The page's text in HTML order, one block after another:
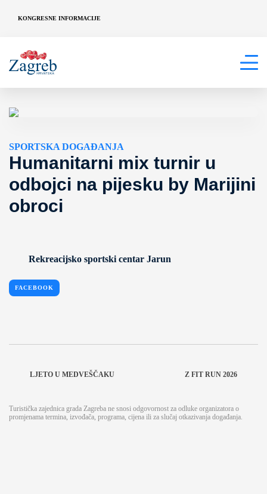
KONGRESNE INFORMACIJE
SPORTSKA DOGAĐANJA
Humanitarni mix turnir u
odbojci na pijesku by Marijini
obroci
Rekreacijsko sportski centar Jarun
FACEBOOK
LJETO U MEDVEŠČAKU Z FIT RUN 2026
Turistička zajednica grada Zagreba ne snosi odgovornost za odluke organizatora o
promjenama termina, izvođača, programa, cijena ili za slučaj otkazivanja događanja.